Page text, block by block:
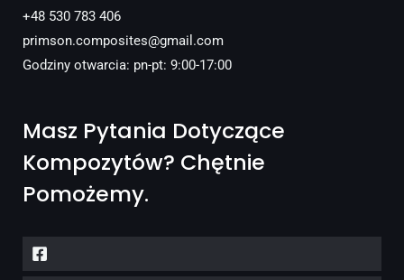
+48 530 783 406
primson.composites@gmail.com
Godziny otwarcia: pn-pt: 9:00-17:00
Masz Pytania Dotyczące
Kompozytów? Chętnie
Pomożemy.